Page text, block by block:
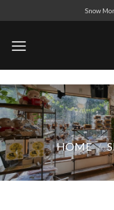
to
content
Snow
HOME /